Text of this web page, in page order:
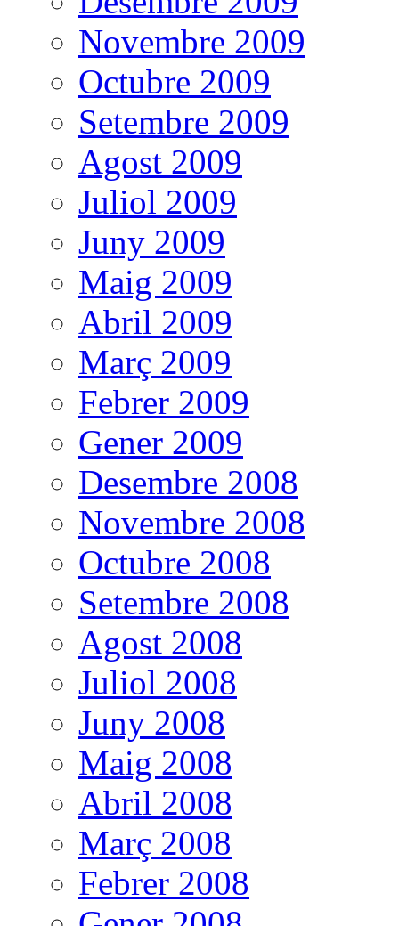
Novembre 2009
Octubre 2009
Setembre 2009
Agost 2009
Juliol 2009
Juny 2009
Maig 2009
Abril 2009
Març 2009
Febrer 2009
Gener 2009
Desembre 2008
Novembre 2008
Octubre 2008
Setembre 2008
Agost 2008
Juliol 2008
Juny 2008
Maig 2008
Abril 2008
Març 2008
Febrer 2008